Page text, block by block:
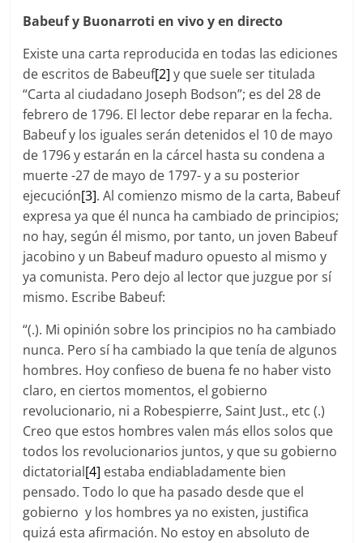
Babeuf y Buonarroti en vivo y en directo
Existe una carta reproducida en todas las ediciones
de escritos de Babeuf[2] y que suele ser titulada
“Carta al ciudadano Joseph Bodson”; es del 28 de
febrero de 1796. El lector debe reparar en la fecha.
Babeuf y los iguales serán detenidos el 10 de mayo
de 1796 y estarán en la cárcel hasta su condena a
muerte -27 de mayo de 1797- y a su posterior
ejecución[3]. Al comienzo mismo de la carta, Babeuf
expresa ya que él nunca ha cambiado de principios;
no hay, según él mismo, por tanto, un joven Babeuf
jacobino y un Babeuf maduro opuesto al mismo y
ya comunista. Pero dejo al lector que juzgue por sí
mismo. Escribe Babeuf:
“(.). Mi opinión sobre los principios no ha cambiado
nunca. Pero sí ha cambiado la que tenía de algunos
hombres. Hoy confieso de buena fe no haber visto
claro, en ciertos momentos, el gobierno
revolucionario, ni a Robespierre, Saint Just., etc (.)
Creo que estos hombres valen más ellos solos que
todos los revolucionarios juntos, y que su gobierno
dictatorial[4] estaba endiabladamente bien
pensado. Todo lo que ha pasado desde que el
gobierno y los hombres ya no existen, justifica
quizá esta afirmación. No estoy en absoluto de